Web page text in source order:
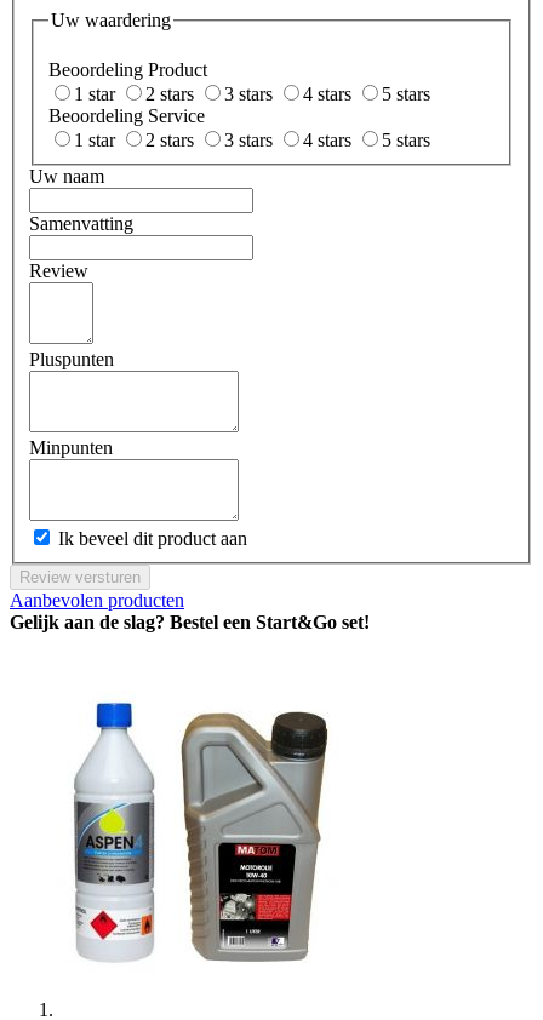
Uw waardering
Beoordeling Product
1 star
2 stars 3 stars 4 stars
5 stars
Beoordeling Service
1 star
2 stars 3 stars 4 stars
5 stars
Uw naam
Samenvatting
Review
Pluspunten
Minpunten
Ik beveel dit product aan
Review versturen
Aanbevolen producten
Gelijk aan de slag? Bestel een Start&Go set!